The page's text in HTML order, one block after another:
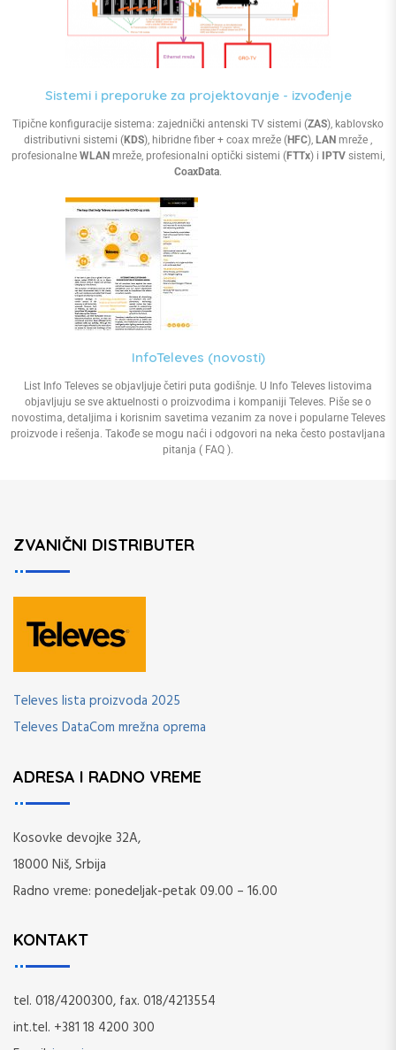
Sistemi i preporuke za projektovanje - izvođenje
Tipične konfiguracije sistema: zajednički antenski TV sistemi (ZAS), kablovsko
distributivni sistemi (KDS), hibridne fiber + coax mreže (HFC), LAN mreže ,
profesionalne WLAN mreže, profesionalni optički sistemi (FTTx) i IPTV sistemi,
CoaxData.
InfoTeleves (novosti)
List Info Televes se objavljuje četiri puta godišnje. U Info Televes listovima
objavljuju se sve aktuelnosti o proizvodima i kompaniji Televes. Piše se o
novostima, detaljima i korisnim savetima vezanim za nove i popularne Televes
proizvode i rešenja. Takođe se mogu naći i odgovori na neka često postavljana
pitanja ( FAQ ).
ZVANIČNI DISTRIBUTER
Televes lista proizvoda 2025
Televes DataCom mrežna oprema
ADRESA I RADNO VREME
Kosovke devojke 32A,
18000 Niš, Srbija
Radno vreme: ponedeljak-petak 09.00 – 16.00
KONTAKT
tel. 018/4200300, fax. 018/4213554
int.tel. +381 18 4200 300